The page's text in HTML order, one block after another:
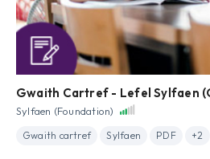
Gwaith Cartref - Lefel Sylfaen
Sylfaen (Foundation)
Gwaith cartref Sylfaen PDF +2